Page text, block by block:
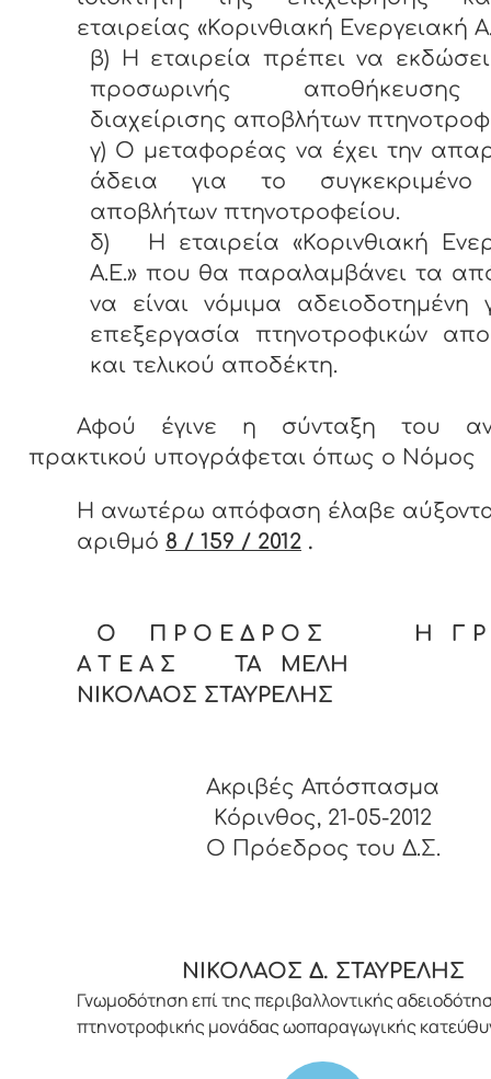
εταιρείας «Κορινθιακή Ενεργειακή
β) Η εταιρεία πρέπει να
προσωρινής
διαχείρισης αποβλήτων
γ) Ο μεταφορέας να έχει την
άδεια για το συγκεκριμένο
αποβλήτων πτηνοτροφείου.
δ) Η εταιρεία «Κορινθιακή
Α.Ε.» που θα παραλαμβάνει τα
να είναι νόμιμα αδειοδοτημένη
επεξεργασία πτηνοτροφικών
και τελικού αποδέκτη.
Αφού έγινε η σύνταξη του
πρακτικού υπογράφεται όπως ο Νόμος
Η ανωτέρω απόφαση έλαβε
αριθμό 8 / 159 / 2012 .
Ο Π Ρ Ο Ε Δ Ρ Ο Σ Η Γ Ρ
Α Τ Ε Α Σ ΤΑ ΜΕΛΗ
ΝΙΚΟΛΑΟΣ ΣΤΑΥΡΕΛΗΣ
Ακριβές Απόσπασμα
Κόρινθος, 21-05-2012
O Πρόεδρος του Δ.Σ.
ΝΙΚΟΛΑΟΣ Δ. ΣΤΑΥΡΕΛΗΣ
Γνωμοδότηση επί της περιβαλλοντικής
πτηνοτροφικής μονάδας ωοπαραγωγικής